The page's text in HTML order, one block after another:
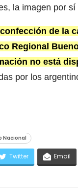
la imagen por sí
de la
Regional
no está
por los
Nacional
Twitter Email